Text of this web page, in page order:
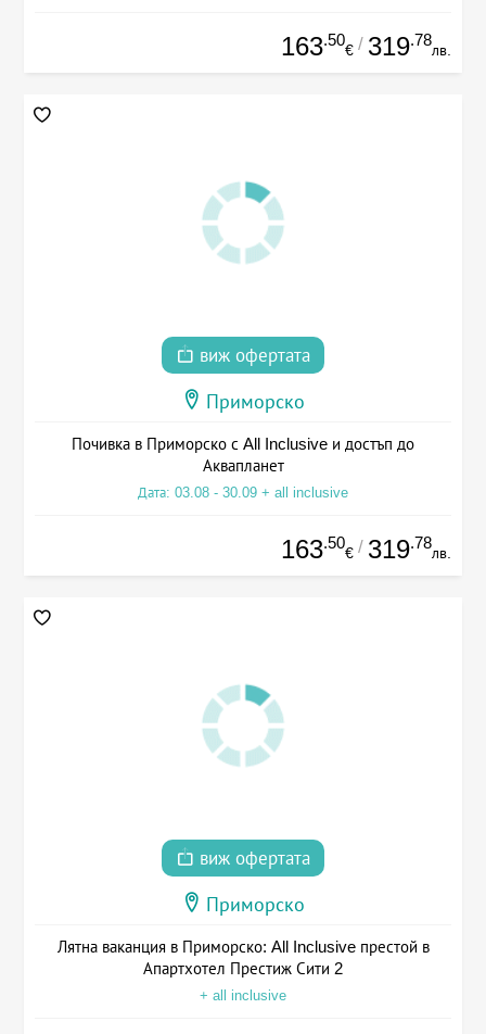
163.50
€ / 319.78
лв.
виж офертата
Приморско
Почивка в Приморско с All Inclusive и достъп до
Аквапланет
Дата: 03.08 - 30.09 + all inclusive
163.50
€ / 319.78
лв.
виж офертата
Приморско
Лятна ваканция в Приморско: All Inclusive престой в
Апартхотел Престиж Сити 2
+ all inclusive